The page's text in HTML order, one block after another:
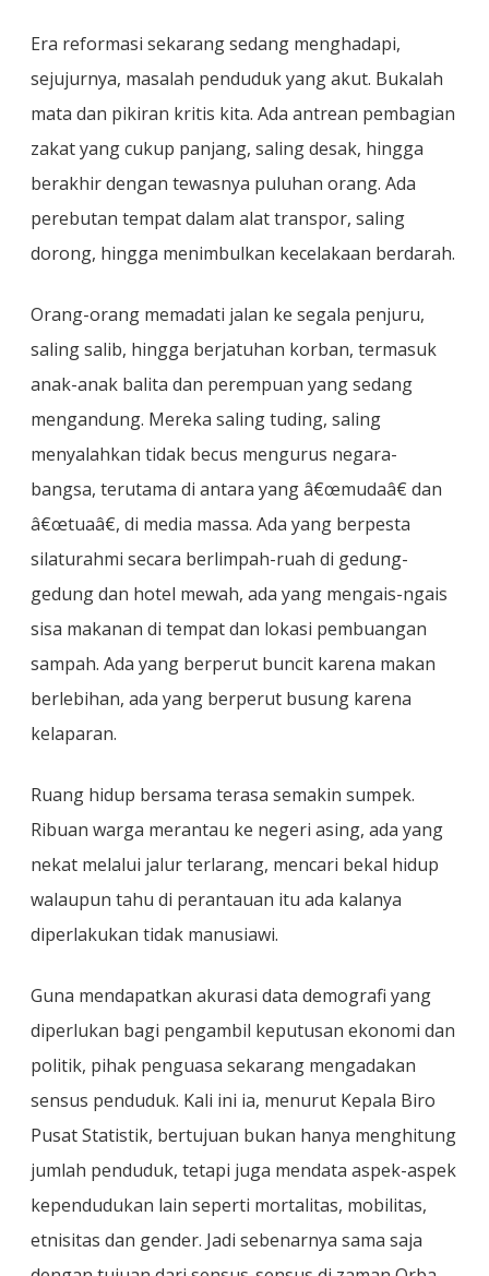
Era reformasi sekarang sedang menghadapi,
sejujurnya, masalah penduduk yang akut. Bukalah
mata dan pikiran kritis kita. Ada antrean pembagian
zakat yang cukup panjang, saling desak, hingga
berakhir dengan tewasnya puluhan orang. Ada
perebutan tempat dalam alat transpor, saling
dorong, hingga menimbulkan kecelakaan berdarah.
Orang-orang memadati jalan ke segala penjuru,
saling salib, hingga berjatuhan korban, termasuk
anak-anak balita dan perempuan yang sedang
mengandung. Mereka saling tuding, saling
menyalahkan tidak becus mengurus negara-
bangsa, terutama di antara yang â€œmudaâ€ dan
â€œtuaâ€, di media massa. Ada yang berpesta
silaturahmi secara berlimpah-ruah di gedung-
gedung dan hotel mewah, ada yang mengais-ngais
sisa makanan di tempat dan lokasi pembuangan
sampah. Ada yang berperut buncit karena makan
berlebihan, ada yang berperut busung karena
kelaparan.
Ruang hidup bersama terasa semakin sumpek.
Ribuan warga merantau ke negeri asing, ada yang
nekat melalui jalur terlarang, mencari bekal hidup
walaupun tahu di perantauan itu ada kalanya
diperlakukan tidak manusiawi.
Guna mendapatkan akurasi data demografi yang
diperlukan bagi pengambil keputusan ekonomi dan
politik, pihak penguasa sekarang mengadakan
sensus penduduk. Kali ini ia, menurut Kepala Biro
Pusat Statistik, bertujuan bukan hanya menghitung
jumlah penduduk, tetapi juga mendata aspek-aspek
kependudukan lain seperti mortalitas, mobilitas,
etnisitas dan gender. Jadi sebenarnya sama saja